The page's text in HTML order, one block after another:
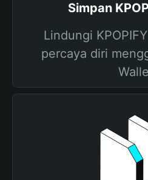
Simpan
Lindungi
percaya diri